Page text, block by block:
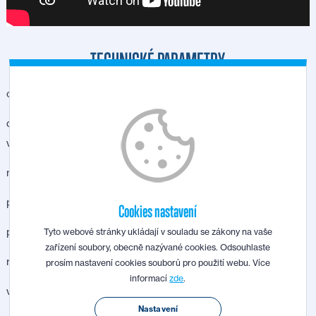
TECHNICKÉ PARAMETRY
celková délka prac. stolů
délka pracovního stolu na
vstupu
max. úběr materiálu
pracovní šířka 520
průměr srovnávacího válce 120
rozměry vodícího pravítka 1200x190
výkon motoru (režim S6)
Cookies nastavení
Tyto webové stránky ukládají v souladu se zákony na vaše
zařízení soubory, obecně nazývané cookies. Odsouhlaste
prosím nastavení cookies souborů pro použití webu. Více
informacízde.
Nastavení